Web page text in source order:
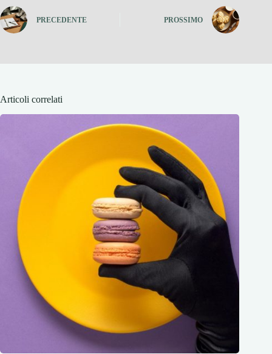
PRECEDENTE PROSSIMO
Articoli correlati